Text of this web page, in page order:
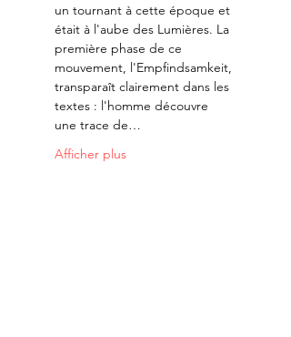
un tournant à cette époque et
était à l'aube des Lumières. La
première phase de ce
mouvement, l'Empfindsamkeit,
transparaît clairement dans les
textes : l'homme découvre
une trace de…
Afficher plus